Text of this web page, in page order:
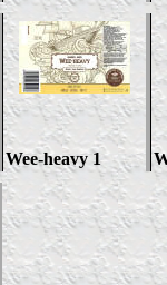
Wee-heavy 1